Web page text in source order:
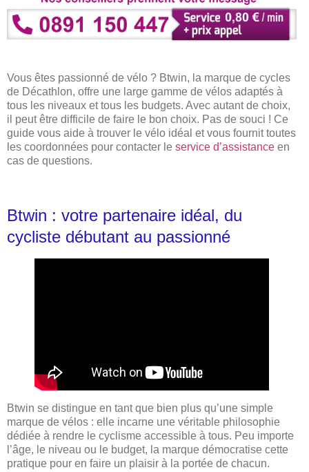
Vous êtes passionné de vélo ? Btwin, la marque de cycles
de Décathlon, offre une large gamme de vélos adaptés à
tous les niveaux et tous les budgets. Avec autant de choix,
il peut être difficile de faire le bon choix. Pas de souci ! Ce
guide vous aide à trouver le vélo idéal et vous fournit toutes
les coordonnées pour contacter le service d’assistance en
cas de questions.
Btwin : votre partenaire idéal, du
cycliste débutant au passionné
Btwin se distingue en tant que bien plus qu’une simple
marque de vélos : elle incarne une véritable philosophie
dédiée à rendre le cyclisme accessible à tous. Peu importe
l’âge, le niveau ou le budget, la marque démocratise cette
pratique pour en faire un plaisir à la portée de chacun.